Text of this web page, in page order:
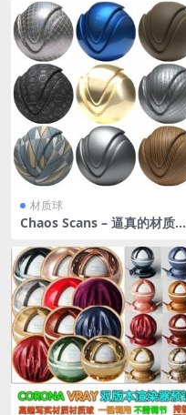
材质球
Chaos Scans – 逼真的材质库